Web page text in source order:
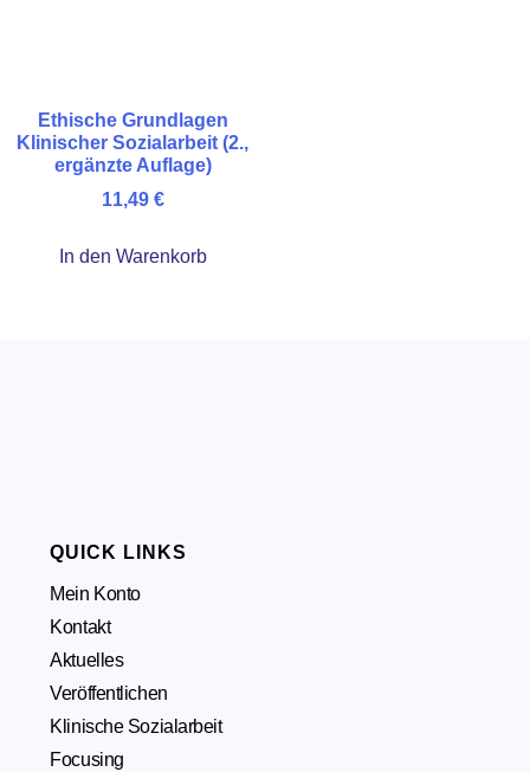
Ethische Grundlagen
Klinischer Sozialarbeit (2.,
ergänzte Auflage)
11,49 €
In den Warenkorb
QUICK LINKS
Mein Konto
Kontakt
Aktuelles
Veröffentlichen
Klinische Sozialarbeit
Focusing